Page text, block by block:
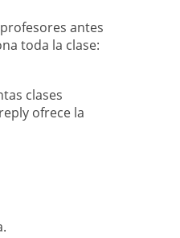
antes
toda la clase:
clases
ofrece la